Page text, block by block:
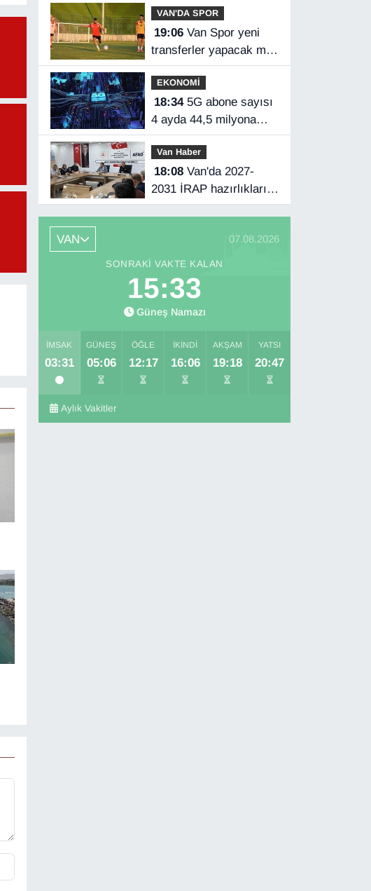
VAN'DA SPOR
19:06Van Spor yeni
transferler yapacak mı?
Başkan Özgür İreç İlhan
açıkladı
EKONOMİ
18:345G abone sayısı
4 ayda 44,5 milyona
ulaştı
Van Haber
18:08Van'da 2027-
2031 İRAP hazırlıkları
başladı
VAN 07.08.2026
SONRAKI VAKTE KALAN
15:32
Güneş Namazı
İMSAK
03:31
GÜNEŞ
05:06
ÖĞLE
12:17
İKINDI
16:06
AKŞAM
19:18
YATSI
20:47
Aylık Vakitler